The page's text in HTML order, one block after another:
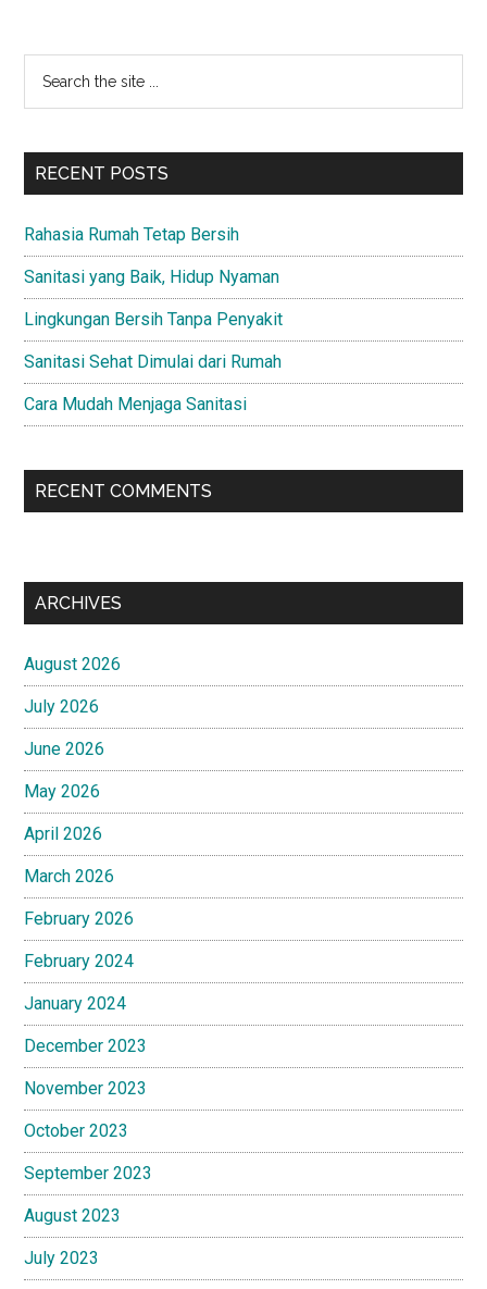
Primary
Sidebar
...
RECENT POSTS
Rahasia Rumah Tetap Bersih
Sanitasi yang Baik, Hidup Nyaman
Lingkungan Bersih Tanpa Penyakit
Sanitasi Sehat Dimulai dari Rumah
Cara Mudah Menjaga Sanitasi
RECENT COMMENTS
ARCHIVES
August 2026
July 2026
June 2026
May 2026
April 2026
March 2026
February 2026
February 2024
January 2024
December 2023
November 2023
October 2023
September 2023
August 2023
July 2023